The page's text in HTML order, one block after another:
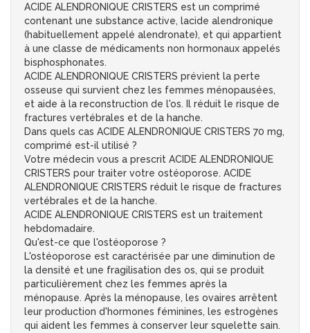
ACIDE ALENDRONIQUE CRISTERS est un comprimé
contenant une substance active, lacide alendronique
(habituellement appelé alendronate), et qui appartient
à une classe de médicaments non hormonaux appelés
bisphosphonates.
ACIDE ALENDRONIQUE CRISTERS prévient la perte
osseuse qui survient chez les femmes ménopausées,
et aide à la reconstruction de l'os. Il réduit le risque de
fractures vertébrales et de la hanche.
Dans quels cas ACIDE ALENDRONIQUE CRISTERS 70 mg,
comprimé est-il utilisé ?
Votre médecin vous a prescrit ACIDE ALENDRONIQUE
CRISTERS pour traiter votre ostéoporose. ACIDE
ALENDRONIQUE CRISTERS réduit le risque de fractures
vertébrales et de la hanche.
ACIDE ALENDRONIQUE CRISTERS est un traitement
hebdomadaire.
Qu'est-ce que l'ostéoporose ?
L'ostéoporose est caractérisée par une diminution de
la densité et une fragilisation des os, qui se produit
particulièrement chez les femmes après la
ménopause. Après la ménopause, les ovaires arrêtent
leur production d'hormones féminines, les estrogènes
qui aident les femmes à conserver leur squelette sain.